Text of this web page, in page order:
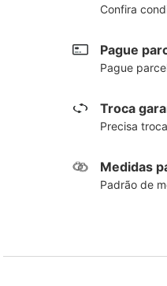
Confira
Pague
Pague
Troca
Precisa
Medidas
Padrão de